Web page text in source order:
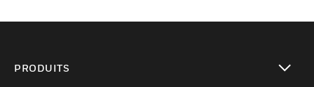
PRODUITS